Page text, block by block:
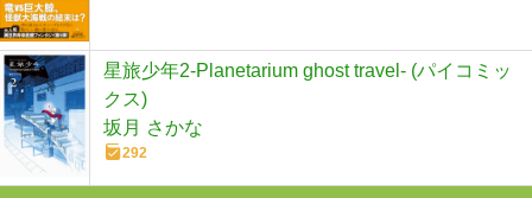
星旅少年2-Planetarium ghost travel- (パイコミッ
クス)
坂月 さかな
292